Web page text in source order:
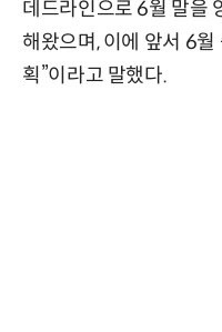
데드라인으로 6월 말을
해왔으며, 이에 앞서 6
획”이라고 말했다.